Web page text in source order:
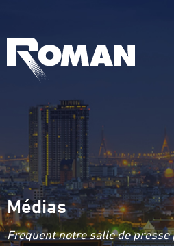
Médias
Frequent notre salle de